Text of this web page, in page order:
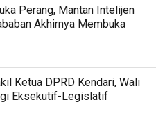
Perang, Mantan Intelijen
Akhirnya Membuka
Ketua DPRD Kendari, Wali
Eksekutif-Legislatif